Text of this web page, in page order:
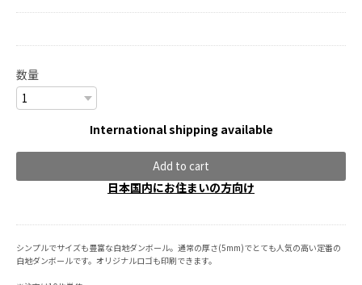
数量
International shipping available
Add to cart
日本国内にお住まいの方向け
シンプルでサイズも豊富な白地ダンボール。通常の厚さ(5mm)でとても人気の高い定番の
白地ダンボールです。オリジナルロゴも印刷できます。